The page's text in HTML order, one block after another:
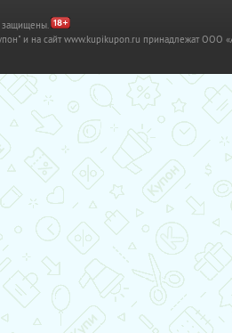
и на сайт www.kupikupon.ru принадлежат